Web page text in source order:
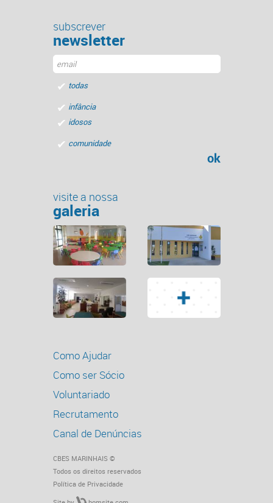
subscrever
newsletter
todas
infância
idosos
comunidade
ok
visite a nossa
galeria
Como Ajudar
Como ser Sócio
Voluntariado
Recrutamento
Canal de Denúncias
CBES MARINHAIS ©
Todos os direitos reservados
Política de Privacidade